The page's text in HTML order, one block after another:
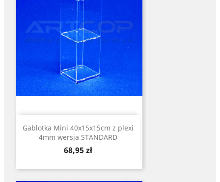
Gablotka Mini 40x15x15cm z plexi
4mm wersja STANDARD
Cena
68,95 zł